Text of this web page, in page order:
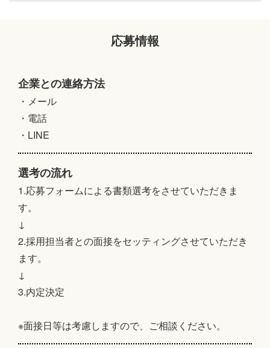
応募情報
企業との連絡方法
・メール
・電話
・LINE
選考の流れ
1.応募フォームによる書類選考をさせていただきま
す。
↓
2.採用担当者との面接をセッティングさせていただき
ます。
↓
3.内定決定
※面接日等は考慮しますので、ご相談ください。